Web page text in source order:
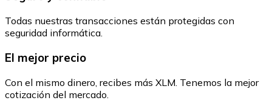
Todas nuestras transacciones están protegidas con
seguridad informática.
El mejor precio
Con el mismo dinero, recibes más XLM. Tenemos la mejor
cotización del mercado.